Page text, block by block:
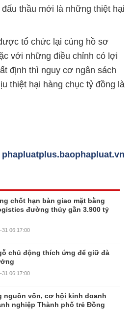
thầu mới là những thiệt hại
tổ chức lại cùng hồ sơ
với những điều chỉnh có lợi
định thì nguy cơ ngân sách
thiệt hại hàng chục tỷ đồng là
phapluatplus.baophapluat.vn
chốt hạn bàn giao mặt bằng
đường thủy gần 3.900 tỷ
31 06:17:00
chủ động thích ứng để giữ đà
31 06:17:00
nguồn vốn, cơ hội kinh doanh
nghiệp Thành phố trẻ Đồng